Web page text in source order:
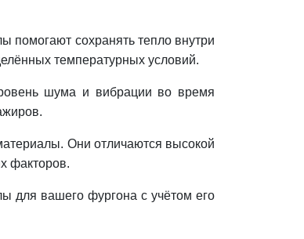
помогают сохранять тепло внутри
температурных условий.
шума и вибрации во время
Они отличаются высокой
факторов.
для вашего фургона с учётом его